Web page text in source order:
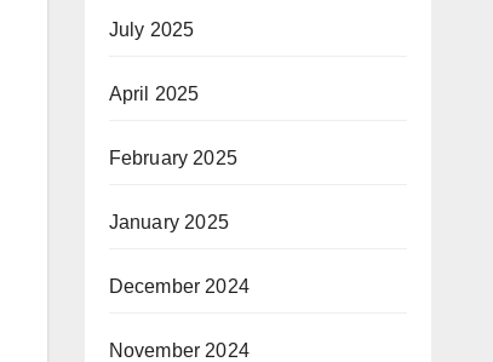
July 2025
April 2025
February 2025
January 2025
December 2024
November 2024